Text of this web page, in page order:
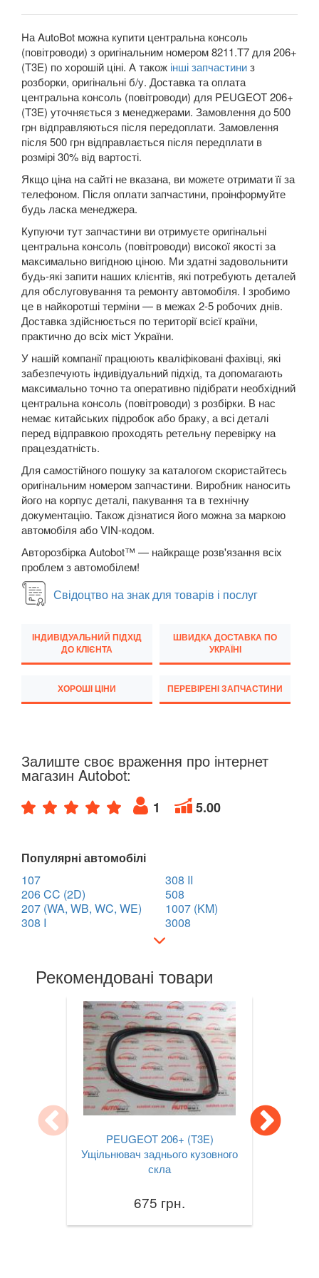
308 I
308 II
308 CC
407 (6E, 6C, 6D)
508
508 SW RXH
607 (9D, 9U)
807 (E)
1007 (KM)
2008
3008
4007 (GP)
5008 I
5008 II
Bipper III (A, 225L)
Boxer II (250)
Expert II (VF3)
Partner II (B9)
RCZ
Traveller
RENAULT
SAAB keyboard_arrow_down
SKODA
SMART
SUZUKI
TESLA
TOYOTA
VOLVO
В наявності!
На AutoBot можна купити центральна консоль
(повітроводи) з оригінальним номером 8211.T7 для 206+
(T3E) по хорошій ціні. А також інші запчастиниз
розборки, оригінальні б/у. Доставка та оплата
центральна консоль (повітроводи) для PEUGEOT 206+
(T3E) уточняється з менеджерами. Замовлення до 500
грн відправляються після передоплати. Замовлення
після 500 грн відправлається після передплати в
розмірі 30% від вартості.
Якщо ціна на сайті не вказана, ви можете отримати її за
телефоном. Після оплати запчастини, проінформуйте
будь ласка менеджера.
Купуючи тут запчастини ви отримуєте оригінальні
центральна консоль (повітроводи) високої якості за
максимально вигідною ціною. Ми здатні задовольнити
будь-які запити наших клієнтів, які потребують деталей
для обслуговування та ремонту автомобіля. І зробимо
це в найкоротші терміни — в межах 2-5 робочих днів.
Доставка здійснюється по території всієї країни,
практично до всіх міст України.
У нашій компанії працюють кваліфіковані фахівці, які
забезпечують індивідуальний підхід, та допомагають
максимально точно та оперативно підібрати необхідний
центральна консоль (повітроводи) з розбірки. В нас
немає китайських підробок або браку, а всі деталі
перед відправкою проходять ретельну перевірку на
працездатність.
Для самостійного пошуку за каталогом скористайтесь
оригінальним номером запчастини. Виробник наносить
його на корпус деталі, пакування та в технічну
документацію. Також дізнатися його можна за маркою
автомобіля або VIN-кодом.
Авторозбірка Autobot™ — найкраще розв'язання всіх
проблем з автомобілем!
Свідоцтво на знак для товарів і послуг
ІНДИВІДУАЛЬНИЙ ПІДХІД
ДО КЛІЄНТА
ШВИДКА ДОСТАВКА ПО
УКРАЇНІ
ХОРОШІ ЦІНИ ПЕРЕВІРЕНІ ЗАПЧАСТИНИ
Залиште своє враження про інтернет
магазин Autobot:
1 5.00
Популярні автомобілі
107
206 CC (2D)
207 (WA, WB, WC, WE)
308 I
308 II
508
1007 (KM)
3008
Рекомендовані товари
PEUGEOT 206+ (T3E)
Ущільнювач заднього кузовного
скла
675 грн.